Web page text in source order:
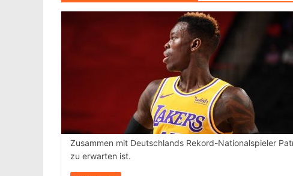
Zusammen mit Deutschlands Rekord-Nationalspieler
zu erwarten ist.